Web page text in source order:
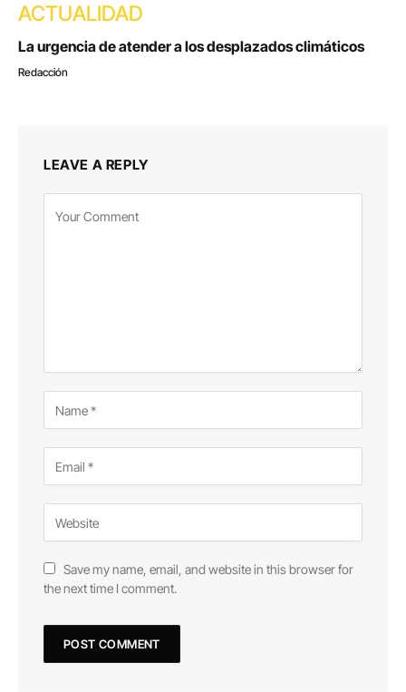
ACTUALIDAD
La urgencia de atender a los desplazados climáticos
Redacción
LEAVE A REPLY
Save my name, email, and website in this browser for
the next time I comment.